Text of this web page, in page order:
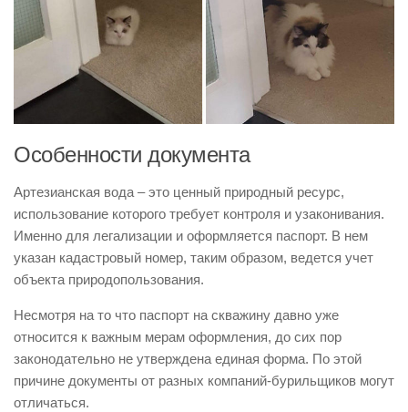
Особенности документа
Артезианская вода – это ценный природный ресурс,
использование которого требует контроля и узаконивания.
Именно для легализации и оформляется паспорт. В нем
указан кадастровый номер, таким образом, ведется учет
объекта природопользования.
Несмотря на то что паспорт на скважину давно уже
относится к важным мерам оформления, до сих пор
законодательно не утверждена единая форма. По этой
причине документы от разных компаний-бурильщиков могут
отличаться.